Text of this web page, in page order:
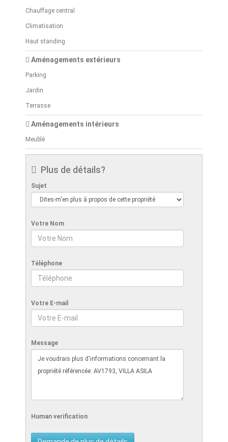
Chauffage central
Climatisation
Haut standing
Aménagements extérieurs
Parking
Jardin
Terrasse
Aménagements intérieurs
Meublé
Plus de détails?
Sujet
Votre Nom
Téléphone
Votre E-mail
Message
Human verification